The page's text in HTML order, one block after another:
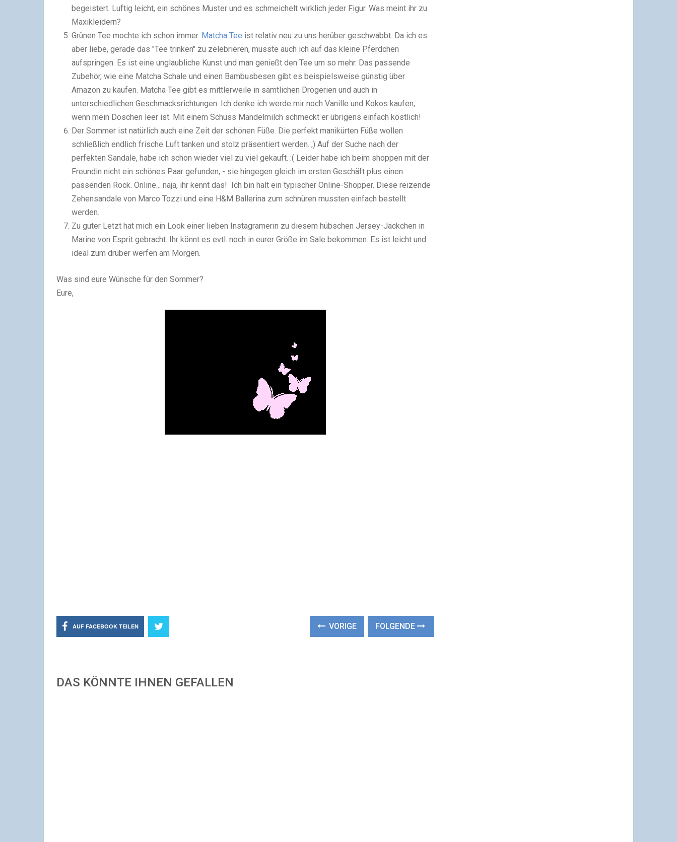
begeistert. Luftig leicht, ein schönes Muster und es schmeichelt wirklich jeder Figur. Was meint ihr zu
Maxikleidern?
Grünen Tee mochte ich schon immer. Matcha Tee ist relativ neu zu uns herüber geschwabbt. Da ich es
aber liebe, gerade das "Tee trinken" zu zelebrieren, musste auch ich auf das kleine Pferdchen
aufspringen. Es ist eine unglaubliche Kunst und man genießt den Tee um so mehr. Das passende
Zubehör, wie eine Matcha Schale und einen Bambusbesen gibt es beispielsweise günstig über
Amazon zu kaufen. Matcha Tee gibt es mittlerweile in sämtlichen Drogerien und auch in
unterschiedlichen Geschmacksrichtungen. Ich denke ich werde mir noch Vanille und Kokos kaufen,
wenn mein Döschen leer ist. Mit einem Schuss Mandelmilch schmeckt er übrigens einfach köstlich!
Der Sommer ist natürlich auch eine Zeit der schönen Füße. Die perfekt manikürten Füße wollen
schließlich endlich frische Luft tanken und stolz präsentiert werden. ;) Auf der Suche nach der
perfekten Sandale, habe ich schon wieder viel zu viel gekauft. :( Leider habe ich beim shoppen mit der
Freundin nicht ein schönes Paar gefunden, - sie hingegen gleich im ersten Geschäft plus einen
passenden Rock. Online... naja, ihr kennt das! Ich bin halt ein typischer Online-Shopper. Diese reizende
Zehensandale von Marco Tozzi und eine H&M Ballerina zum schnüren mussten einfach bestellt
werden.
Zu guter Letzt hat mich ein Look einer lieben Instagramerin zu diesem hübschenJersey-Jäckchen in
Marine von Esprit gebracht. Ihr könnt es evtl. noch in eurer Größe im Sale bekommen. Es ist leicht und
ideal zum drüber werfen am Morgen.
Was sind eure Wünsche für den Sommer?
Eure,
AUF FACEBOOK TEILEN VORIGE FOLGENDE
DAS KÖNNTE IHNEN GEFALLEN